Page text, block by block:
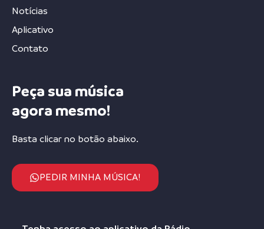
Notícias
Aplicativo
Contato
Peça sua música
agora mesmo!
Basta clicar no botão abaixo.
PEDIR MINHA MÚSICA!